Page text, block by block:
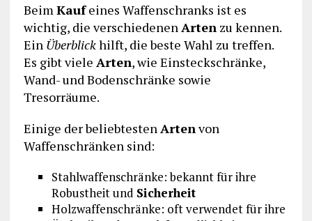
BeimKaufeines Waffenschranks ist es
wichtig, die verschiedenenArtenzu kennen.
Ein Überblickhilft, die beste Wahl zu treffen.
Es gibt viele Arten, wie Einsteckschränke,
Wand- und Bodenschränke sowie
Tresorräume.
Einige der beliebtestenArtenvon
Waffenschränken sind:
Stahlwaffenschränke: bekannt für ihre
Robustheit und Sicherheit
Holzwaffenschränke: oft verwendet für ihre